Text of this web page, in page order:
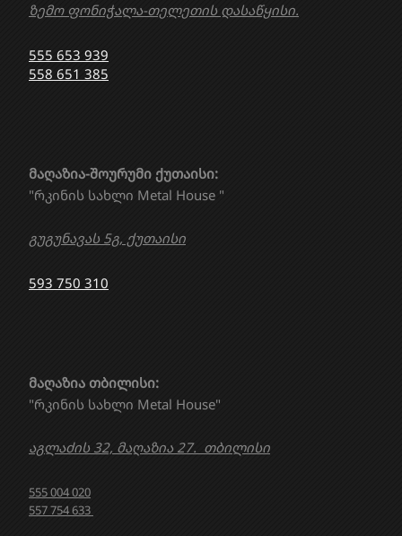
ზემო ფონიჭალა-თელეთის დასაწყისი.
555 653 939
558 651 385
მაღაზია თბილისი:
"რკინის სახლი Metal House"
აგლაძის 32, მაღაზია 27. თბილისი
555 004 020
557 754 633
მაღაზია-შოურუმი ქუთაისი:
"რკინის სახლი Metal House "
გუგუნავას 5გ, ქუთაისი
593 750 310